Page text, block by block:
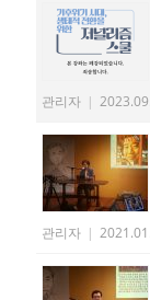
관리자 |
관리자 |